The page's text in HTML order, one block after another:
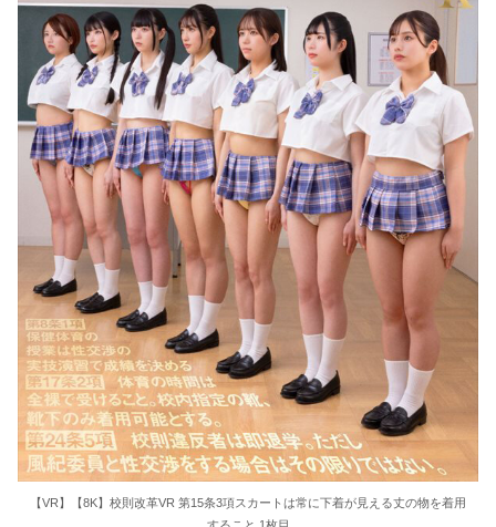
【VR】【8K】校則改革VR 第15条3項スカートは常に下着が見える丈の物を着用
すること 1枚目